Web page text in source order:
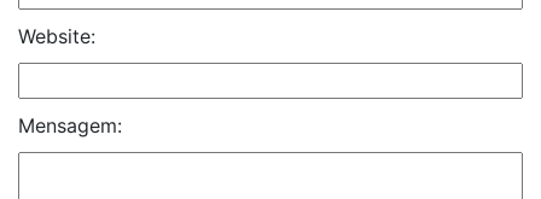
Website:
Mensagem: